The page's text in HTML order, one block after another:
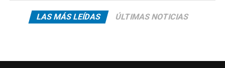
LAS MÁS LEÍDAS ÚLTIMAS NOTICIAS